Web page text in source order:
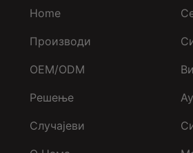
Home
Производи
OEM/ODM
Решење
Случајеви